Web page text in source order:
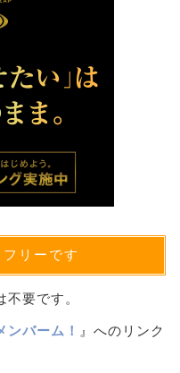
リーです
要です。
バーム！
』へのリンク